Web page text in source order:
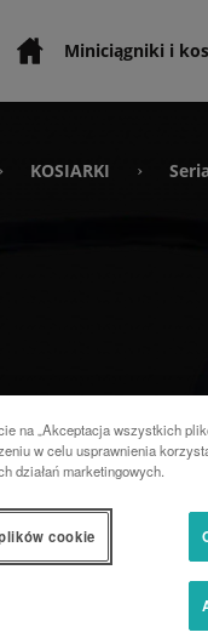
Miniciągniki i
› KOSIARKI ›
na „Akceptacja wszystkich
w celu usprawnienia
działań marketingowych.
cookie